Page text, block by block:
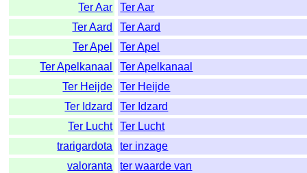
Ter Aar
Ter Aar
Ter Aard
Ter Aard
Ter Apel
Ter Apel
Ter Apelkanaal
Ter Apelkanaal
Ter Heijde
Ter Heijde
Ter Idzard
Ter Idzard
Ter Lucht
Ter Lucht
trarigardota
ter inzage
valoranta
ter waarde van